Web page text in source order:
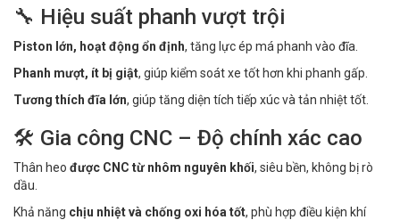
🔧 Hiệu suất phanh vượt trội
Piston lớn, hoạt động ổn định, tăng lực ép má phanh vào đĩa.
Phanh mượt, ít bị giật, giúp kiểm soát xe tốt hơn khi phanh gấp.
Tương thích đĩa lớn, giúp tăng diện tích tiếp xúc và tản nhiệt tốt.
🛠 Gia công CNC – Độ chính xác cao
Thân heo được CNC từ nhôm nguyên khối, siêu bền, không bị rò
dầu.
Khả năng chịu nhiệt và chống oxi hóa tốt, phù hợp điều kiện khí